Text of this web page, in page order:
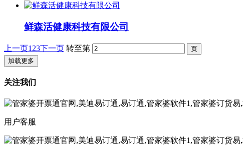
鲜森活健康科技有限公司
上一页1 23下一页 转至第
加载更多
关注我们
用户客服